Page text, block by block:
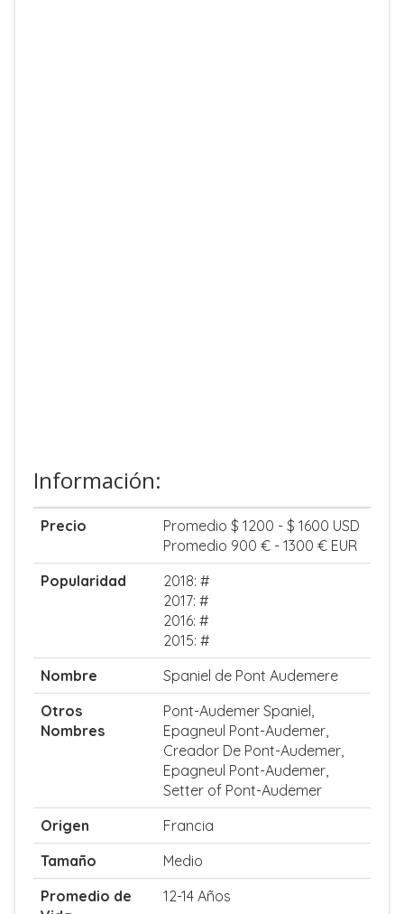
Información:
Precio
Promedio $ 1200 - $ 1600 USD
Promedio 900 € - 1300 € EUR
Popularidad
2018: #
2017: #
2016: #
2015: #
Nombre
Spaniel de Pont Audemere
Otros
Nombres
Pont-Audemer Spaniel,
Epagneul Pont-Audemer,
Creador De Pont-Audemer,
Epagneul Pont-Audemer,
Setter of Pont-Audemer
Origen
Francia
Tamaño
Medio
Promedio de
12-14 Años